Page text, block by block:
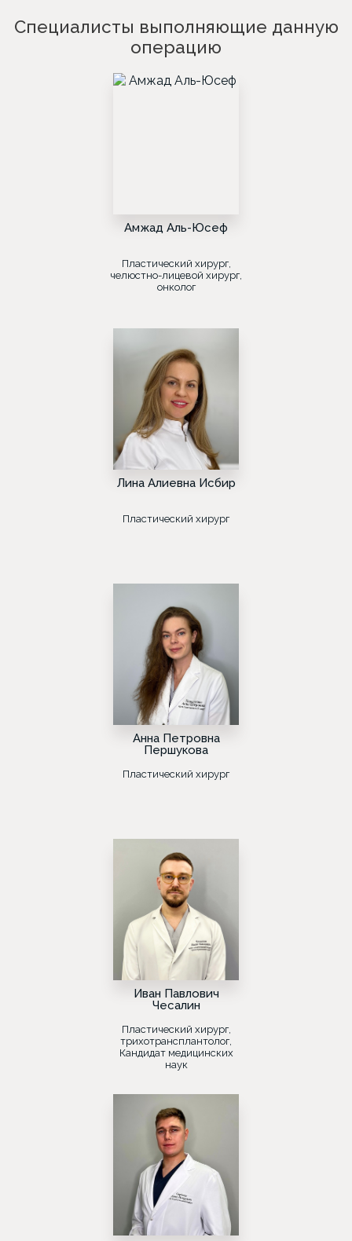
Специалисты выполняющие данную
операцию
Амжад Аль-Юсеф
Пластический хирург,
челюстно-лицевой хирург,
онколог
Лина Алиевна Исбир
Пластический хирург
Анна Петровна
Першукова
Пластический хирург
Иван Павлович
Чесалин
Пластический хирург,
трихотрансплантолог,
Кандидат медицинских
наук